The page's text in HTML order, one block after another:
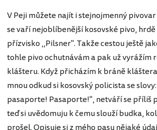
V Peji můžete najít i stejnojmenný
se vaří nejoblíbenější kosovské pivo,
přízvisko ,,Pilsner". Takže cestou ještě
tohle pivo ochutnávám a pak už vyrážím
klášteru. Když přicházím k bráně
mnou odkud si kosovský policista se
pasaporte! Pasaporte!", netváří se příliš
teď si uvědomuju k čemu slouží budka,
prošel. Opisuje si z mého pasu nějaké